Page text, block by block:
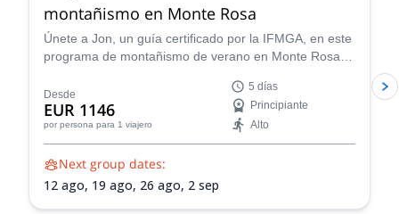
montañismo en Monte Rosa
Únete a Jon, un guía certificado por la IFMGA, en este
programa de montañismo de verano en Monte Rosa. Y
de los Alpes.
Desde
EUR 1146
por persona para 1 viajero
5 días
Principiante
Alto
Next group dates:
12 ago, 19 ago, 26 ago, 2 sep